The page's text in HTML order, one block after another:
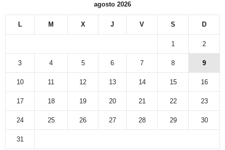
agosto 2026
L M X J V S D
1 2
3 4 5 6 7 8 9
10 11 12 13 14 15 16
17 18 19 20 21 22 23
24 25 26 27 28 29 30
31